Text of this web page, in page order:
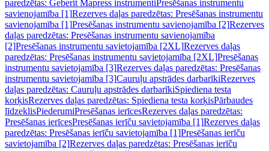
paredzētas: Geberit Mapress instrumentiPresēšanas instrumentu
savienojamība [1]Rezerves daļas paredzētas: Presēšanas instrumentu
savienojamība [1]Presēšanas instrumentu savienojamība [2]Rezerves
daļas paredzētas: Presēšanas instrumentu savienojamība
[2]Presēšanas instrumentu savietojamība [2XL]Rezerves daļas
paredzētas: Presēšanas instrumentu savietojamība [2XL]Presēšanas
instrumentu savietojamība [3]Rezerves daļas paredzētas: Presēšanas
instrumentu savietojamība [3]Cauruļu apstrādes darbarīkiRezerves
daļas paredzētas: Cauruļu apstrādes darbarīkiSpiediena testa
korķisRezerves daļas paredzētas: Spiediena testa korķisPārbaudes
līdzeklisPiederumiPresēšanas ierīcesRezerves daļas paredzētas:
Presēšanas ierīcesPresēšanas ierīču savietojamība [1]Rezerves daļas
paredzētas: Presēšanas ierīču savietojamība [1]Presēšanas ierīču
savietojamība [2]Rezerves daļas paredzētas: Presēšanas ierīču